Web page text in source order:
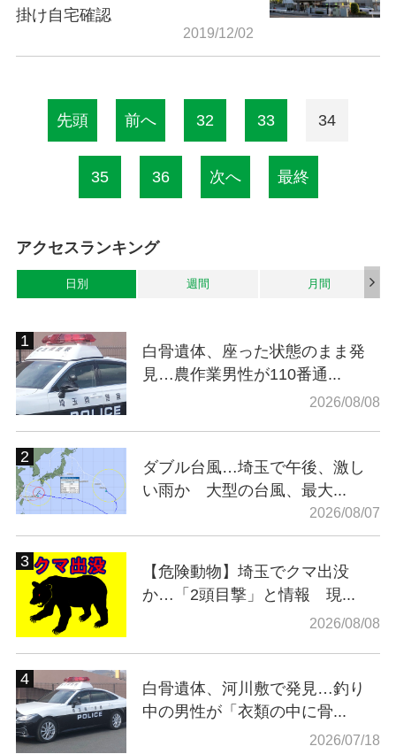
掛け自宅確認
2019/12/02
先頭 前へ 32 33 34
35 36 次へ 最終
アクセスランキング
日別 週間 月間
白骨遺体、座った状態のまま発
見…農作業男性が110番通...
2026/08/08
ダブル台風…埼玉で午後、激し
い雨か 大型の台風、最大...
2026/08/07
【危険動物】埼玉でクマ出没
か…「2頭目撃」と情報 現...
2026/08/08
白骨遺体、河川敷で発見…釣り
中の男性が「衣類の中に骨...
2026/07/18